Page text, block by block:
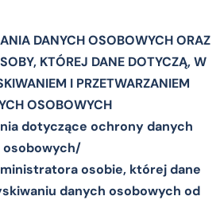
DANYCH OSOBOWYCH ORAZ
KTÓREJ DANE DOTYCZĄ, W
I PRZETWARZANIEM
OSOBOWYCH
dotyczące ochrony danych
osobowych/
osobie, której dane
danych osobowych od